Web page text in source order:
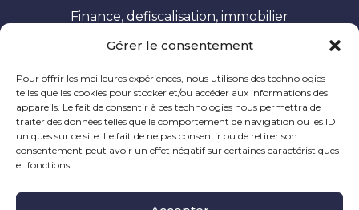
Gérer le consentement
Pour offrir les meilleures expériences, nous utilisons des technologies
telles que les cookies pour stocker et/ou accéder aux informations des
appareils. Le fait de consentir à ces technologies nous permettra de
traiter des données telles que le comportement de navigation ou les ID
uniques sur ce site. Le fait de ne pas consentir ou de retirer son
consentement peut avoir un effet négatif sur certaines caractéristiques
et fonctions.
Finance, defiscalisation, immobilier
Vos besoins
Constituer et valoriser son patrimoine
Optimisation fiscale
Préparer sa retraite
Ingénierie patrimoniale